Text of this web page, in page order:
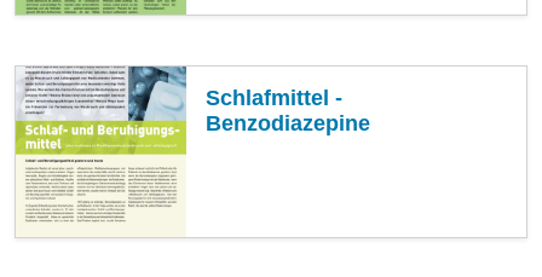
Schlafmittel -
Benzodiazepine